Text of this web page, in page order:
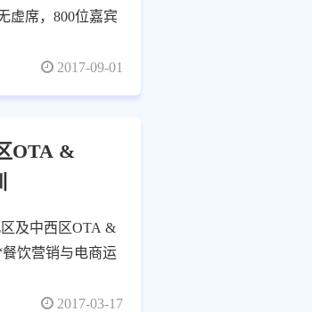
虚席，800位嘉宾
2017-09-01
OTA &
及中西区OTA &
餐饮营销与电商运
2017-03-17